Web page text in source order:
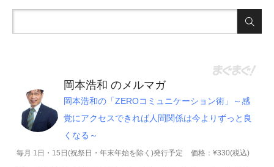
岡本浩和 のメルマガ
岡本浩和の「ZEROコミュニケーション術」～感
覚にアクセスできれば人間関係は今よりずっと良
くなる～
毎月 1日・15日(祝祭日・年末年始を除く)発行予定 価格：¥330(税込)